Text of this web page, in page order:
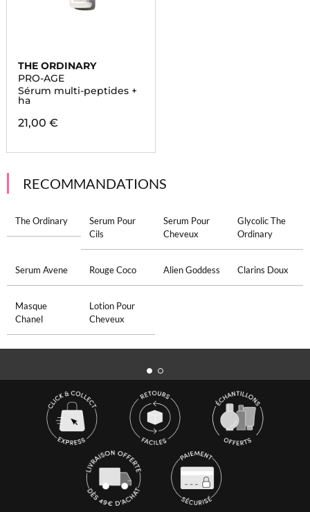
THE ORDINARY
PRO-AGE
Sérum multi-peptides +
ha
21,00 €
RECOMMANDATIONS
The Ordinary
Serum Pour
Cils
Serum Pour
Cheveux
Glycolic The
Ordinary
Serum Avene Rouge Coco Alien Goddess Clarins Doux
Masque
Chanel
Lotion Pour
Cheveux